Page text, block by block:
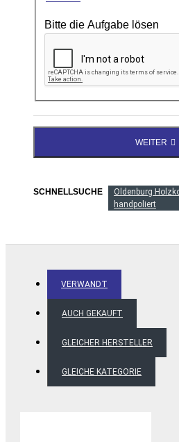
Bitte die Aufgabe lösen
WEITER
SCHNELLSUCHE
Oldenburg
handpoliert
VERWANDT
AUCH GEKAUFT
GLEICHER HERSTELLER
GLEICHE KATEGORIE